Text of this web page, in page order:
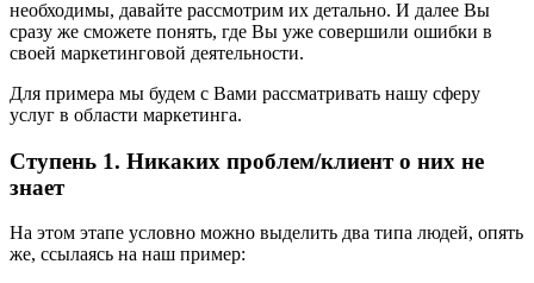
необходимы, давайте рассмотрим их детально. И далее Вы
сразу же сможете понять, где Вы уже совершили ошибки в
своей маркетинговой деятельности.
Для примера мы будем с Вами рассматривать нашу сферу
услуг в области маркетинга.
Ступень 1. Никаких проблем/клиент о них не
знает
На этом этапе условно можно выделить два типа людей, опять
же, ссылаясь на наш пример: